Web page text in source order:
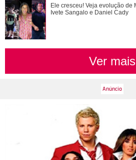
Time Adriana ou time
personagens de Quem Ama
Ele cresceu! Veja evolução de
Ivete Sangalo e Daniel Cady
Ver mais